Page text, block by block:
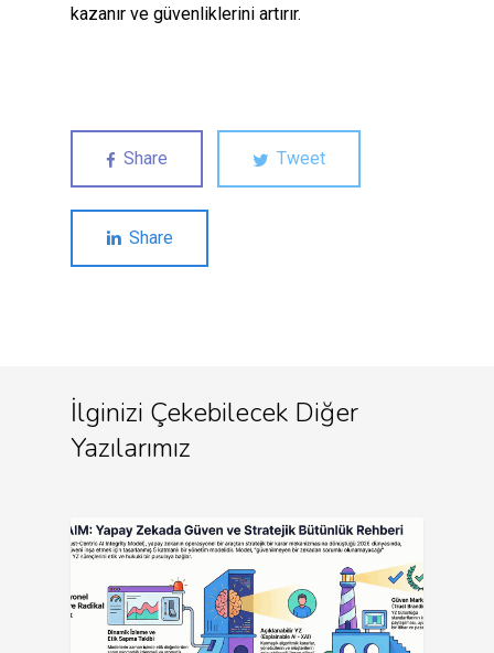
kazanır ve güvenliklerini artırır.
Share Tweet
Share
İlginizi Çekebilecek Diğer
Yazılarımız